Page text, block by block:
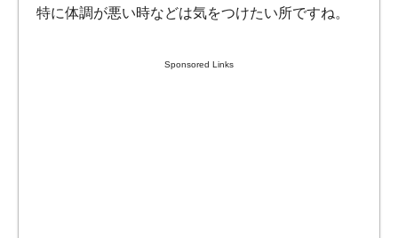
特に体調が悪い時などは気をつけたい所ですね。
Sponsored Links